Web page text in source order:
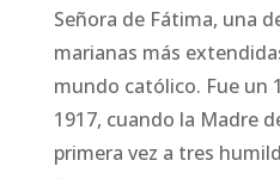
Señora de Fátima, una
marianas más
mundo católico. Fue un
1917, cuando la Madre
primera vez a tres